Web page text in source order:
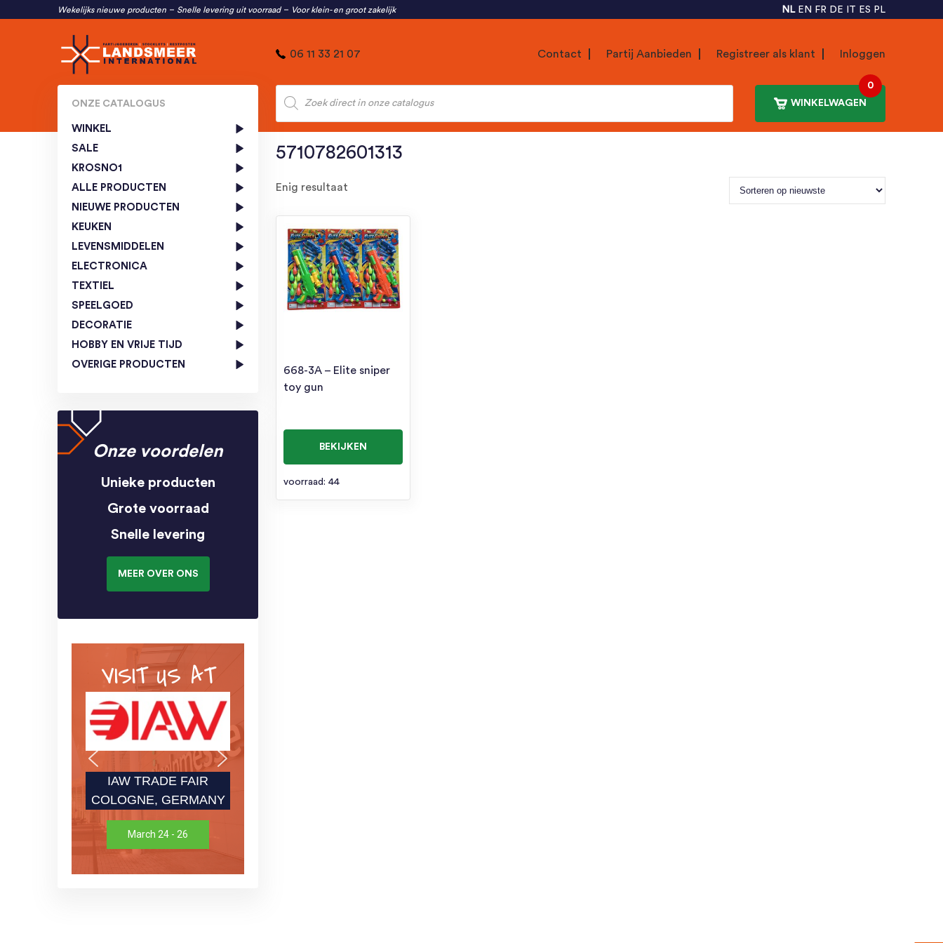
Wekelijks nieuwe producten Snelle levering uit voorraad Voor klein- en groot zakelijk NL EN FR DE IT ES PL
06 11 33 21 07 Contact Partij Aanbieden Registreer als klant Inloggen
Producten
zoeken
WINKELWAGEN
0
ONZE CATALOGUS
WINKEL
SALE
KROSNO1
ALLE PRODUCTEN
NIEUWE PRODUCTEN
KEUKEN
LEVENSMIDDELEN
ELECTRONICA
TEXTIEL
SPEELGOED
DECORATIE
HOBBY EN VRIJE TIJD
OVERIGE PRODUCTEN
Onze voordelen
Unieke producten
Grote voorraad
Snelle levering
MEER OVER ONS
VISIT US AT
IAW TRADE FAIR
COLOGNE, GERMANY
March 24 - 26
5710782601313
Enig resultaat
668-3A – Elite sniper
toy gun
BEKIJKEN
voorraad: 44